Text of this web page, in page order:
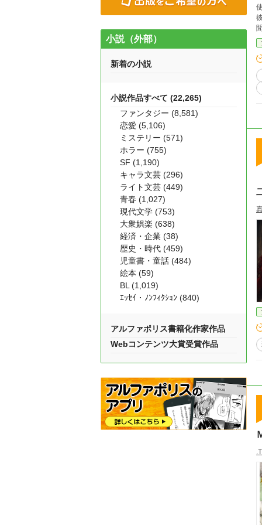
.T
小説（外部）
新着の小説
小説作品すべて (22,265)
ファンタジー (8,581)
恋愛 (5,106)
ミステリー (571)
ホラー (755)
SF (1,190)
キャラ文芸 (296)
ライト文芸 (449)
青春 (1,027)
現代文学 (753)
大衆娯楽 (638)
経済・企業 (38)
歴史・時代 (459)
児童書・童話 (484)
絵本 (59)
BL (1,019)
ｴｯｾｲ・ﾉﾝﾌｨｸｼｮﾝ (840)
アルファポリス書籍化作家作品
Webコンテンツ大賞受賞作品